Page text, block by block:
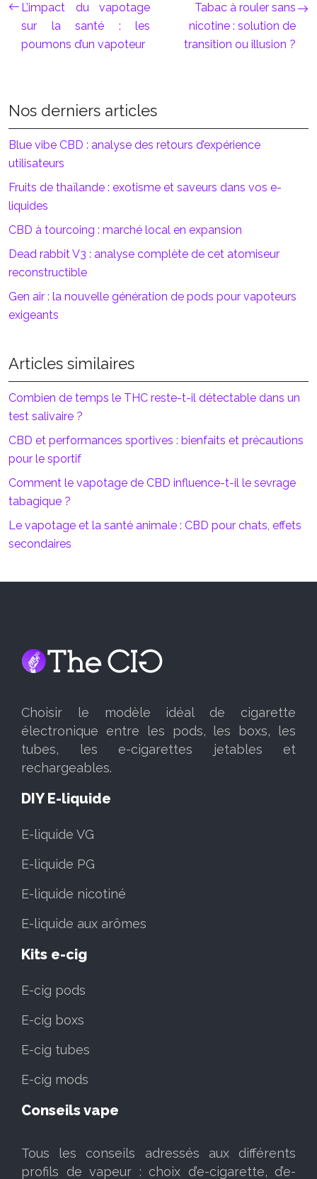
L’impact du vapotage
sur la santé : les
poumons d’un vapoteur
Tabac à rouler sans
nicotine : solution de
transition ou illusion ?
Nos derniers articles
Blue vibe CBD : analyse des retours d’expérience
utilisateurs
Fruits de thaïlande : exotisme et saveurs dans vos e-
liquides
CBD à tourcoing : marché local en expansion
Dead rabbit V3 : analyse complète de cet atomiseur
reconstructible
Gen air : la nouvelle génération de pods pour vapoteurs
exigeants
Articles similaires
Combien de temps le THC reste-t-il détectable dans un
test salivaire ?
CBD et performances sportives : bienfaits et précautions
pour le sportif
Comment le vapotage de CBD influence-t-il le sevrage
tabagique ?
Le vapotage et la santé animale : CBD pour chats, effets
secondaires
Choisir le modèle idéal de cigarette
électronique entre les pods, les boxs, les
tubes, les e-cigarettes jetables et
rechargeables.
DIY E-liquide
E-liquide VG
E-liquide PG
E-liquide nicotiné
E-liquide aux arômes
Kits e-cig
E-cig pods
E-cig boxs
E-cig tubes
E-cig mods
Conseils vape
Tous les conseils adressés aux différents
profils de vapeur : choix d’e-cigarette, d’e-